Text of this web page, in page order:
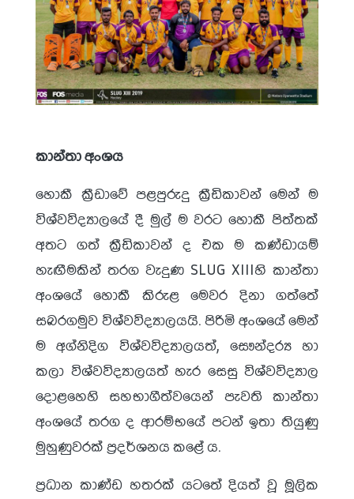
කාන්තා අංශය
හොකී ක්‍රීඩාවේ පළපුරුදු ක්‍රීඩිකාවන් මෙන් ම
විශ්වවිද්‍යාලයේ දී මුල් ම වරට හොකී පිත්තක්
අතට ගත් ක්‍රීඩිකාවන් ද එක ම කණ්ඩායම්
හැඟීමකින් තරග වැදුණ SLUG XIIIහි කාන්තා
අංශයේ හොකී කිරුළ මෙවර දිනා ගත්තේ
සබරගමුව විශ්වවිද්‍යාලයයි. පිරිමි අංශයේ මෙන්
ම අග්නිදිග විශ්වවිද්‍යාලයත්, සෞන්දර්‍ය හා
කලා විශ්වවිද්‍යාලයත් හැර සෙසු විශ්වවිද්‍යාල
දොළහෙහි සහභාගීත්වයෙන් පැවති කාන්තා
අංශයේ තරග ද ආරම්භයේ පටන් ඉතා තියුණු
මුහුණුවරක් ප්‍රදර්ශනය කළේ ය.
ප්‍රධාන කාණ්ඩ හතරක් යටතේ දියත් වූ මූලික